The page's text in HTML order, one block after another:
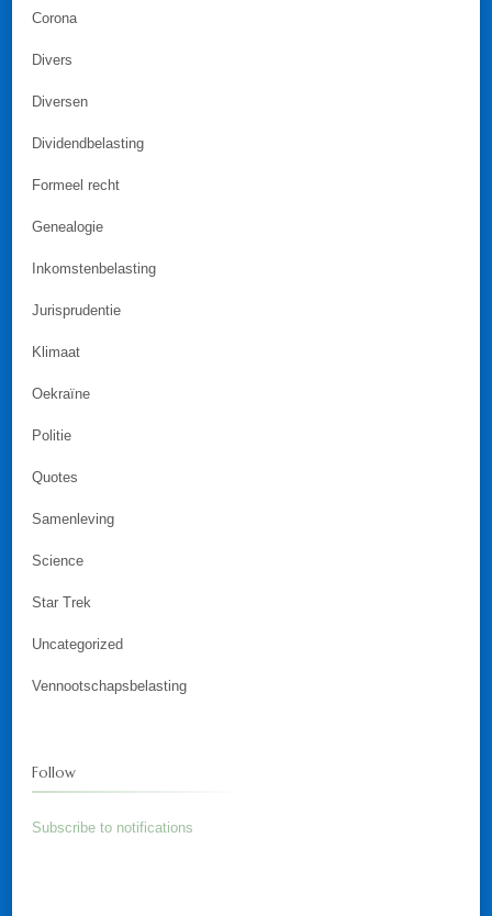
Corona
Divers
Diversen
Dividendbelasting
Formeel recht
Genealogie
Inkomstenbelasting
Jurisprudentie
Klimaat
Oekraïne
Politie
Quotes
Samenleving
Science
Star Trek
Uncategorized
Vennootschapsbelasting
Follow
Subscribe to notifications